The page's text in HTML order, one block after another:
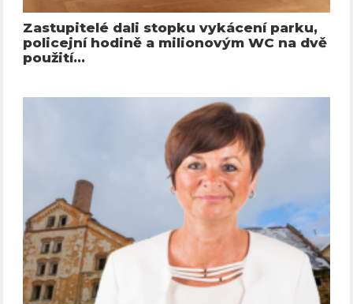
Zastupitelé dali stopku vykácení parku,
policejní hodině a milionovým WC na dvě
použití…